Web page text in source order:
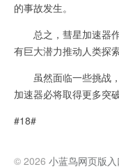
的事故发生。
总之，彗星加速器作
有巨大潜力推动人类探
虽然面临一些挑战，
加速器必将取得更多突
#18#
© 2026 小蓝鸟网页版入